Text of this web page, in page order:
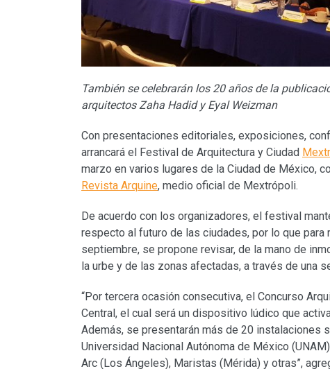
También se celebrarán los 20 años de la
arquitectos Zaha Hadid y Eyal Weizman
Con presentaciones editoriales, exposiciones,
arrancará el Festival de Arquitectura y Ciudad
marzo en varios lugares de la Ciudad de México,
Revista Arquine, medio oficial de Mextrópoli.
De acuerdo con los organizadores, el festival
respecto al futuro de las ciudades, por lo que
septiembre, se propone revisar, de la mano de
la urbe y de las zonas afectadas, a través de una
“Por tercera ocasión consecutiva, el Concurso
Central, el cual será un dispositivo lúdico que
Además, se presentarán más de 20
Universidad Nacional Autónoma de México
Arc (Los Ángeles), Maristas (Mérida) y otras”,